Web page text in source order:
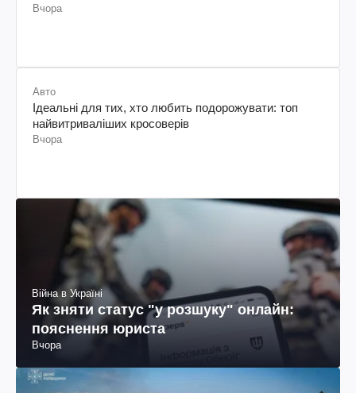
Вчора
Авто
Ідеальні для тих, хто любить подорожувати: топ
найвитриваліших кросоверів
Вчора
Війна в Україні
Як зняти статус "у розшуку" онлайн:
пояснення юриста
Вчора